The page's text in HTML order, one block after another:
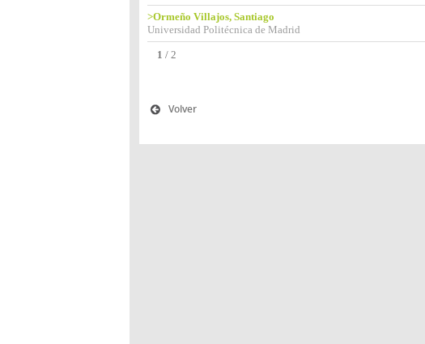
>Ormeño Villajos, Santiago
Universidad Politécnica de Madrid
1 / 2
Volver